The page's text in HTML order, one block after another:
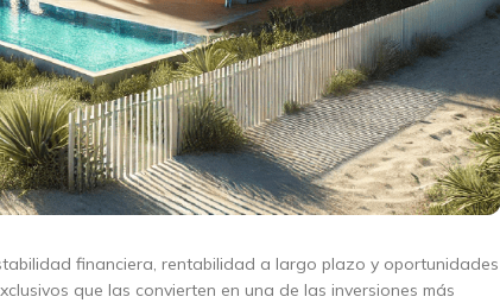
financiera, rentabilidad a largo plazo y oportunidades
que las convierten en una de las inversiones más